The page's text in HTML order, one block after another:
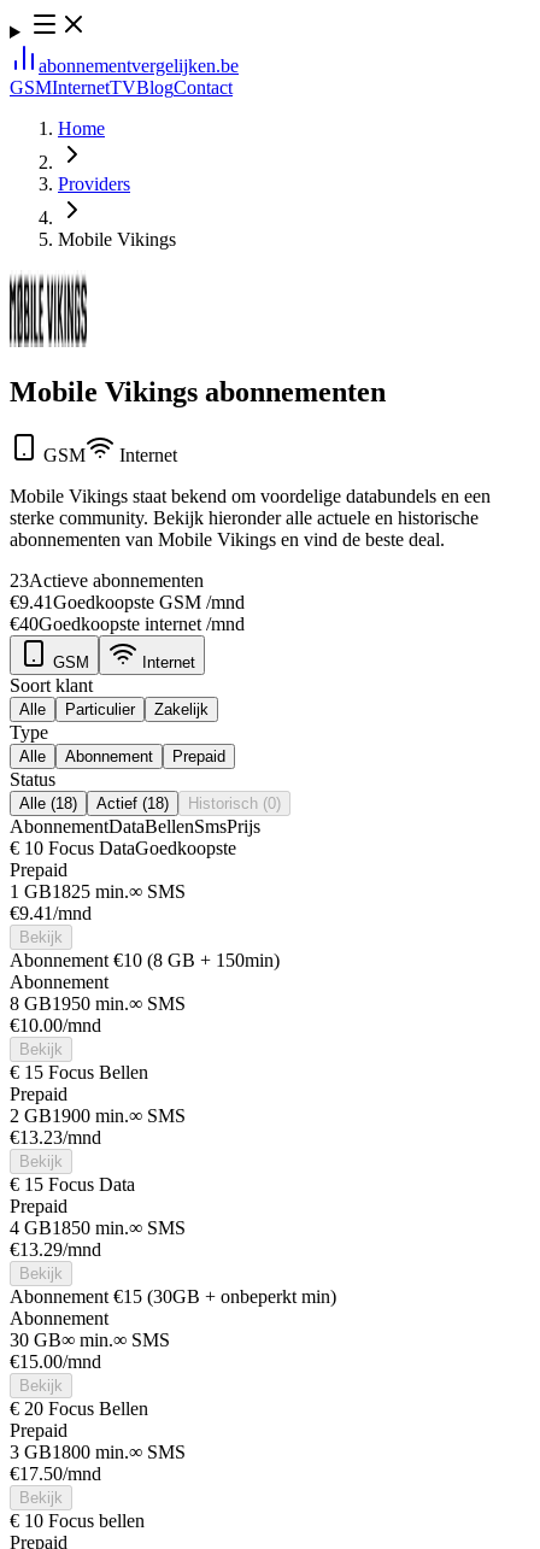
abonnementvergelijken.be
GSMInternetTVBlogContact
Home
Providers
Mobile Vikings
Mobile Vikings abonnementen
GSM
Internet
Mobile Vikings staat bekend om voordelige databundels en een
sterke community. Bekijk hieronder alle actuele en historische
abonnementen van Mobile Vikings en vind de beste deal.
23Actieve abonnementen
€9.41Goedkoopste GSM /mnd
€40Goedkoopste internet /mnd
GSM Internet
Soort klant
Alle Particulier Zakelijk
Type
Alle Abonnement Prepaid
Status
Alle (18) Actief (18) Historisch (0)
AbonnementDataBellenSmsPrijs
€ 10 Focus DataGoedkoopste
Prepaid
1 GB1825 min.∞ SMS
€9.41/mnd
Bekijk
Abonnement €10 (8 GB + 150min)
Abonnement
8 GB1950 min.∞ SMS
€10.00/mnd
Bekijk
€ 15 Focus Bellen
Prepaid
2 GB1900 min.∞ SMS
€13.23/mnd
Bekijk
€ 15 Focus Data
Prepaid
4 GB1850 min.∞ SMS
€13.29/mnd
Bekijk
Abonnement €15 (30GB + onbeperkt min)
Abonnement
30 GB∞ min.∞ SMS
€15.00/mnd
Bekijk
€ 20 Focus Bellen
Prepaid
3 GB1800 min.∞ SMS
€17.50/mnd
Bekijk
€ 10 Focus bellen
Prepaid